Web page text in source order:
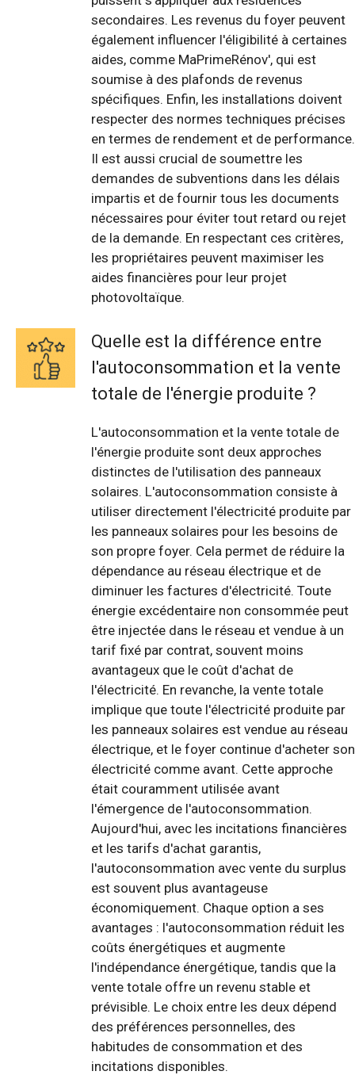
secondaires. Les revenus du foyer peuvent
également influencer l'éligibilité à certaines
aides, comme MaPrimeRénov', qui est
soumise à des plafonds de revenus
spécifiques. Enfin, les installations doivent
respecter des normes techniques précises
en termes de rendement et de performance.
Il est aussi crucial de soumettre les
demandes de subventions dans les délais
impartis et de fournir tous les documents
nécessaires pour éviter tout retard ou rejet
de la demande. En respectant ces critères,
les propriétaires peuvent maximiser les
aides financières pour leur projet
photovoltaïque.
Quelle est la différence entre
l'autoconsommation et la vente
totale de l'énergie produite ?
L'autoconsommation et la vente totale de
l'énergie produite sont deux approches
distinctes de l'utilisation des panneaux
solaires. L'autoconsommation consiste à
utiliser directement l'électricité produite par
les panneaux solaires pour les besoins de
son propre foyer. Cela permet de réduire la
dépendance au réseau électrique et de
diminuer les factures d'électricité. Toute
énergie excédentaire non consommée peut
être injectée dans le réseau et vendue à un
tarif fixé par contrat, souvent moins
avantageux que le coût d'achat de
l'électricité. En revanche, la vente totale
implique que toute l'électricité produite par
les panneaux solaires est vendue au réseau
électrique, et le foyer continue d'acheter son
électricité comme avant. Cette approche
était couramment utilisée avant
l'émergence de l'autoconsommation.
Aujourd'hui, avec les incitations financières
et les tarifs d'achat garantis,
l'autoconsommation avec vente du surplus
est souvent plus avantageuse
économiquement. Chaque option a ses
avantages : l'autoconsommation réduit les
coûts énergétiques et augmente
l'indépendance énergétique, tandis que la
vente totale offre un revenu stable et
prévisible. Le choix entre les deux dépend
des préférences personnelles, des
habitudes de consommation et des
incitations disponibles.